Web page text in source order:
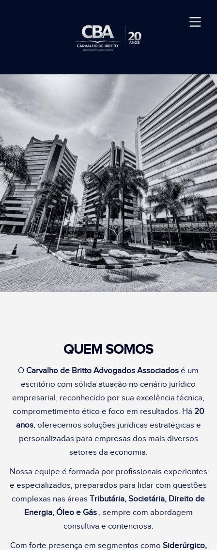
QUEM SOMOS
OCarvalho de Britto Advogados Associados é um
escritório com sólida atuação no cenário jurídico
empresarial, reconhecido por sua excelência técnica,
comprometimento ético e foco em resultados. Há 20
anos, oferecemos soluções jurídicas estratégicas e
personalizadas para empresas dos mais diversos
setores da economia.
Nossa equipe é formada por profissionais experientes
e especializados, preparados para lidar com questões
complexas nas áreasTributária, Societária, Direito de
Energia, Óleo e Gás, sempre com abordagem
consultiva e contenciosa.
Com forte presença em segmentos como Siderúrgico,